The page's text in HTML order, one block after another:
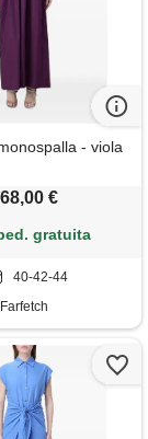
- viola
€
gratuita
40-42-44
Farfetch